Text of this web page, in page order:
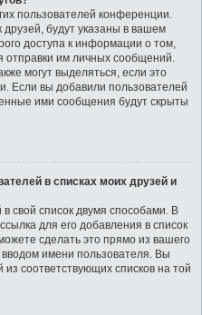
пользователей конференции.
будут указаны в вашем
доступа к информации о том,
отправки им личных сообщений.
могут выделяться, если это
Если вы добавили пользователей
ими сообщения будут скрыты
в списках моих друзей и
свой список двумя способами. В
для его добавления в список
сделать это прямо из вашего
имени пользователя. Вы
соответствующих списков на той